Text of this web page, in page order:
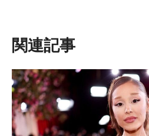
シ
ョ
ン
類似投稿